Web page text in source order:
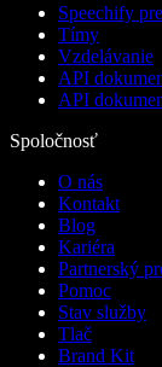
Speechify
Tímy
Vzdelávanie
API
API
Spoločnosť
O nás
Kontakt
Blog
Kariéra
Partnerský
Pomoc
Stav služby
Tlač
Brand Kit